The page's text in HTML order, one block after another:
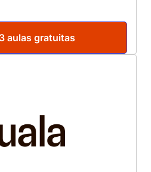
aulas gratuitas